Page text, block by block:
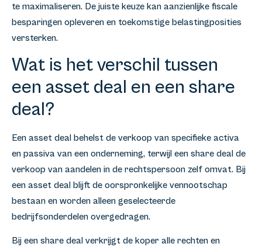
te maximaliseren. De juiste keuze kan aanzienlijke fiscale
besparingen opleveren en toekomstige belastingposities
versterken.
Wat is het verschil tussen
een asset deal en een share
deal?
Een asset deal behelst de verkoop van specifieke activa
en passiva van een onderneming, terwijl een share deal de
verkoop van aandelen in de rechtspersoon zelf omvat. Bij
een asset deal blijft de oorspronkelijke vennootschap
bestaan en worden alleen geselecteerde
bedrijfsonderdelen overgedragen.
Bij een share deal verkrijgt de koper alle rechten en